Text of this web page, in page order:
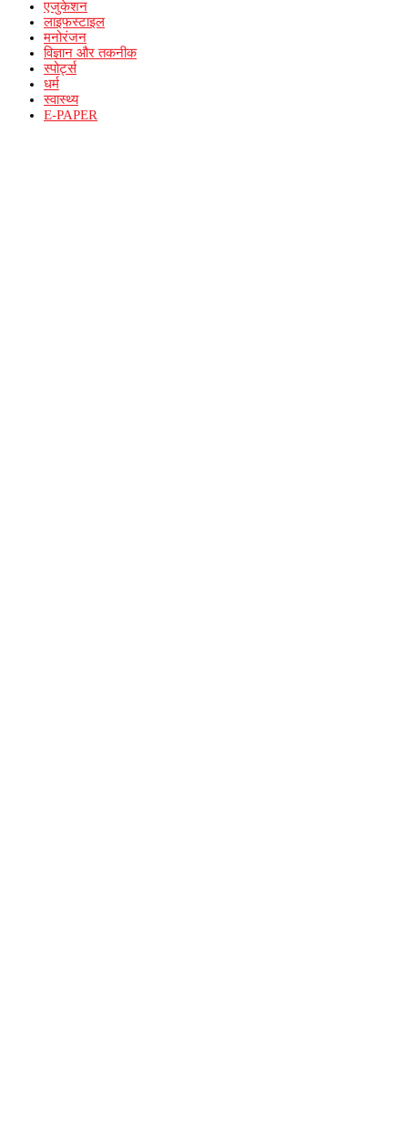
एजुकेशन
लाइफस्टाइल
मनोरंजन
विज्ञान और तकनीक
स्पोर्ट्स
धर्म
स्वास्थ्य
E-PAPER